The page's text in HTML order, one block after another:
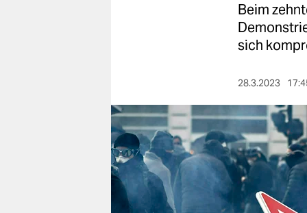
berlin
nord
wahrheit
verlag
Beim
sich
28.3.2023